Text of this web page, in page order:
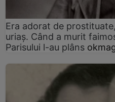
Era adorat de
uriaș. Când a murit
Parisului l-au plâns